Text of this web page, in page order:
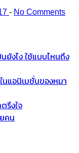
- No Comments
ยังไง ใช้แบบไหนถึง
นแอนิเมชั่นของหมา
รึงใจ
คน